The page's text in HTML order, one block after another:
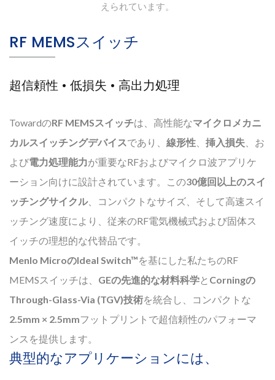
えられています。
RF MEMSスイッチ
超信頼性 • 低損失 • 高出力処理
TowardのRF MEMSスイッチは、高性能なマイクロメカニ
カルスイッチングデバイスであり、 線形性 挿入損失 、お
よび電力処理能力が重要なRFおよびマイクロ波アプリケ
ーション向けに設計されています。この30億回以上のスイ
ッチングサイクル、コンパクトなサイズ、そして高速スイ
ッチング速度により、従来のRF電気機械式および固体ス
イッチの理想的な代替品です。
Menlo MicroのIdeal Switch™を基にした私たちのRF
MEMSスイッチは、 GEの先進的な材料科学と Corningの
Through-Glass-Via (TGV)技術を統合し、コンパクトな
2.5mm × 2.5mmフットプリントで超信頼性のパフォーマ
ンスを提供します。
典型的なアプリケーションには、